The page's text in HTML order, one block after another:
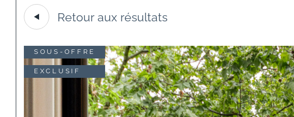
Retour aux résultats
SOUS-OFFRE
EXCLUSIF